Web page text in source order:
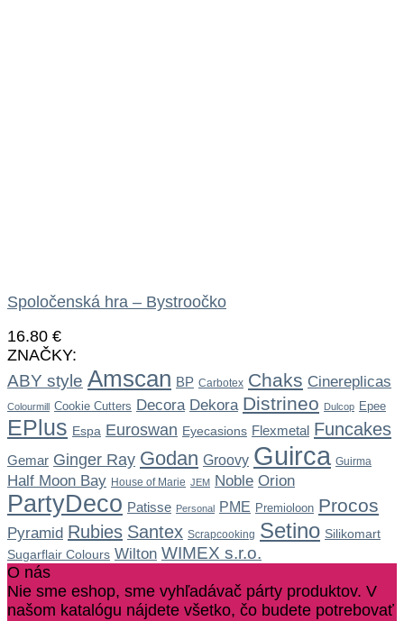
Spoločenská hra – Bystroočko
16.80 €
ZNAČKY:
ABY style Amscan BP Carbotex Chaks Cinereplicas
Colourmill Cookie Cutters Decora Dekora Distrineo Dulcop Epee
EPlus Espa Euroswan Eyecasions Flexmetal Funcakes
Gemar Ginger Ray Godan Groovy Guirca Guirma
Half Moon Bay House of Marie JEM Noble Orion
PartyDeco Patisse Personal PME Premioloon Procos
Pyramid Rubies Santex Scrapcooking Setino Silikomart
Sugarflair Colours Wilton WIMEX s.r.o.
O nás
Nie sme eshop, sme vyhľadávač párty produktov. V
našom katalógu nájdete všetko, čo budete potrebovať